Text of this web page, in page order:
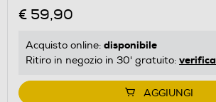
€ 59,90
Acquisto online: disponibile
Ritiro in negozio in 30' gratuito: verifica
AGGIUNGI